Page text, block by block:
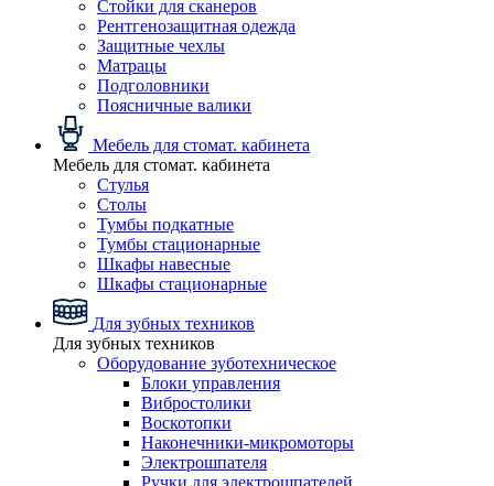
Стойки для сканеров
Рентгенозащитная одежда
Защитные чехлы
Матрацы
Подголовники
Поясничные валики
Мебель для стомат. кабинета
Мебель для стомат. кабинета
Стулья
Столы
Тумбы подкатные
Тумбы стационарные
Шкафы навесные
Шкафы стационарные
Для зубных техников
Для зубных техников
Оборудование зуботехническое
Блоки управления
Вибростолики
Воскотопки
Наконечники-микромоторы
Электрошпателя
Ручки для электрошпателей